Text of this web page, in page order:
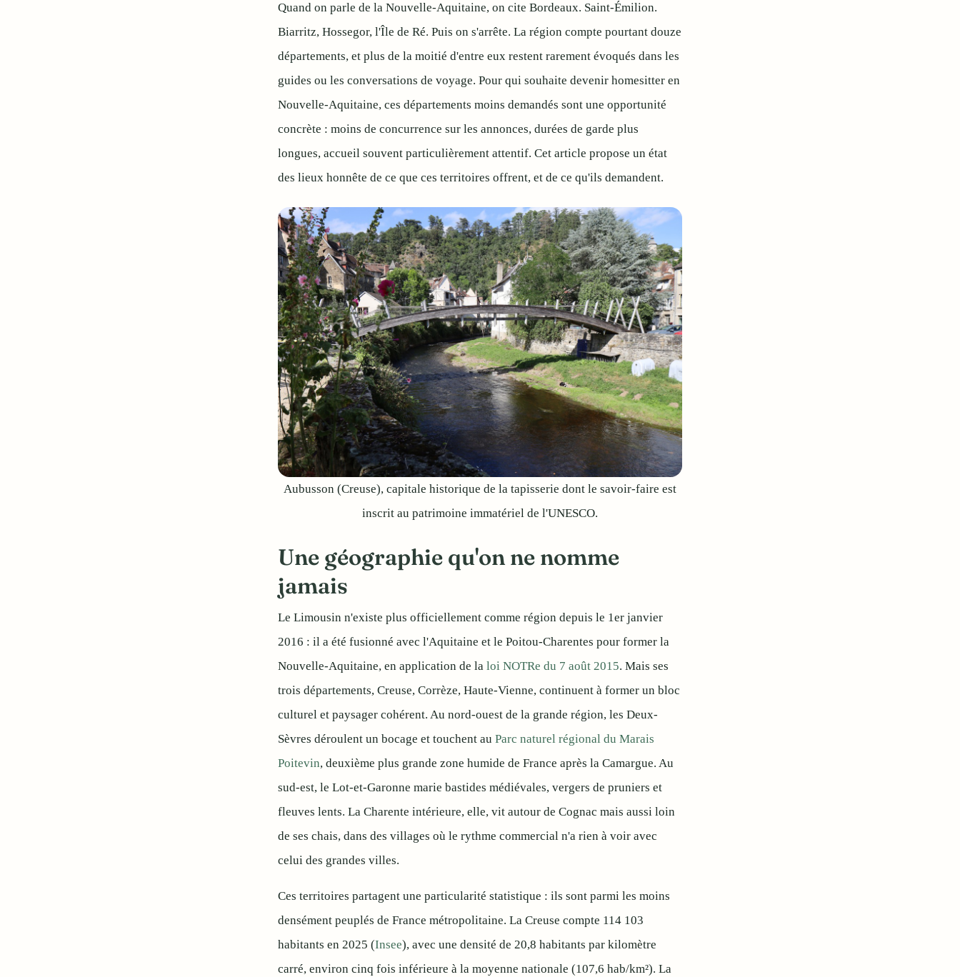
Quand on parle de la Nouvelle-Aquitaine, on cite Bordeaux. Saint-Émilion.
Biarritz, Hossegor, l'Île de Ré. Puis on s'arrête. La région compte pourtant douze
départements, et plus de la moitié d'entre eux restent rarement évoqués dans les
guides ou les conversations de voyage. Pour qui souhaite devenir homesitter en
Nouvelle-Aquitaine, ces départements moins demandés sont une opportunité
concrète : moins de concurrence sur les annonces, durées de garde plus
longues, accueil souvent particulièrement attentif. Cet article propose un état
des lieux honnête de ce que ces territoires offrent, et de ce qu'ils demandent.
Aubusson (Creuse), capitale historique de la tapisserie dont le savoir-faire est
inscrit au patrimoine immatériel de l'UNESCO.
Une géographie qu'on ne nomme
jamais
Le Limousin n'existe plus officiellement comme région depuis le 1er janvier
2016 : il a été fusionné avec l'Aquitaine et le Poitou-Charentes pour former la
Nouvelle-Aquitaine, en application de la loi NOTRe du 7 août 2015. Mais ses
trois départements, Creuse, Corrèze, Haute-Vienne, continuent à former un bloc
culturel et paysager cohérent. Au nord-ouest de la grande région, les Deux-
Sèvres déroulent un bocage et touchent au Parc naturel régional du Marais
Poitevin, deuxième plus grande zone humide de France après la Camargue. Au
sud-est, le Lot-et-Garonne marie bastides médiévales, vergers de pruniers et
fleuves lents. La Charente intérieure, elle, vit autour de Cognac mais aussi loin
de ses chais, dans des villages où le rythme commercial n'a rien à voir avec
celui des grandes villes.
Ces territoires partagent une particularité statistique : ils sont parmi les moins
densément peuplés de France métropolitaine. La Creuse compte 114 103
habitants en 2025 (Insee), avec une densité de 20,8 habitants par kilomètre
carré, environ cinq fois inférieure à la moyenne nationale (107,6 hab/km²). La